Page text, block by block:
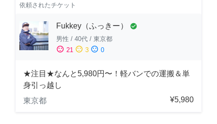
依頼されたチケット
Fukkey（ふっきー） check_circle
男性 / 40代 / 東京都
sentiment_satisfied 21 sentiment_neutral 3 sentiment_dissatisfied 0
★注目★なんと5,980円〜！軽バンでの運搬＆単
身引っ越し
東京都
¥5,980